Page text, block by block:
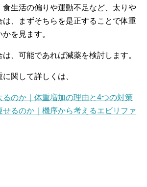
食生活の偏りや運動不足など、太りや
は、まずそちらを是正することで体重
を見ます。
、可能であれば減薬を検討します。
関して詳しくは、
るのか｜体重増加の理由と4つの対策
せるのか｜機序から考えるエビリファ